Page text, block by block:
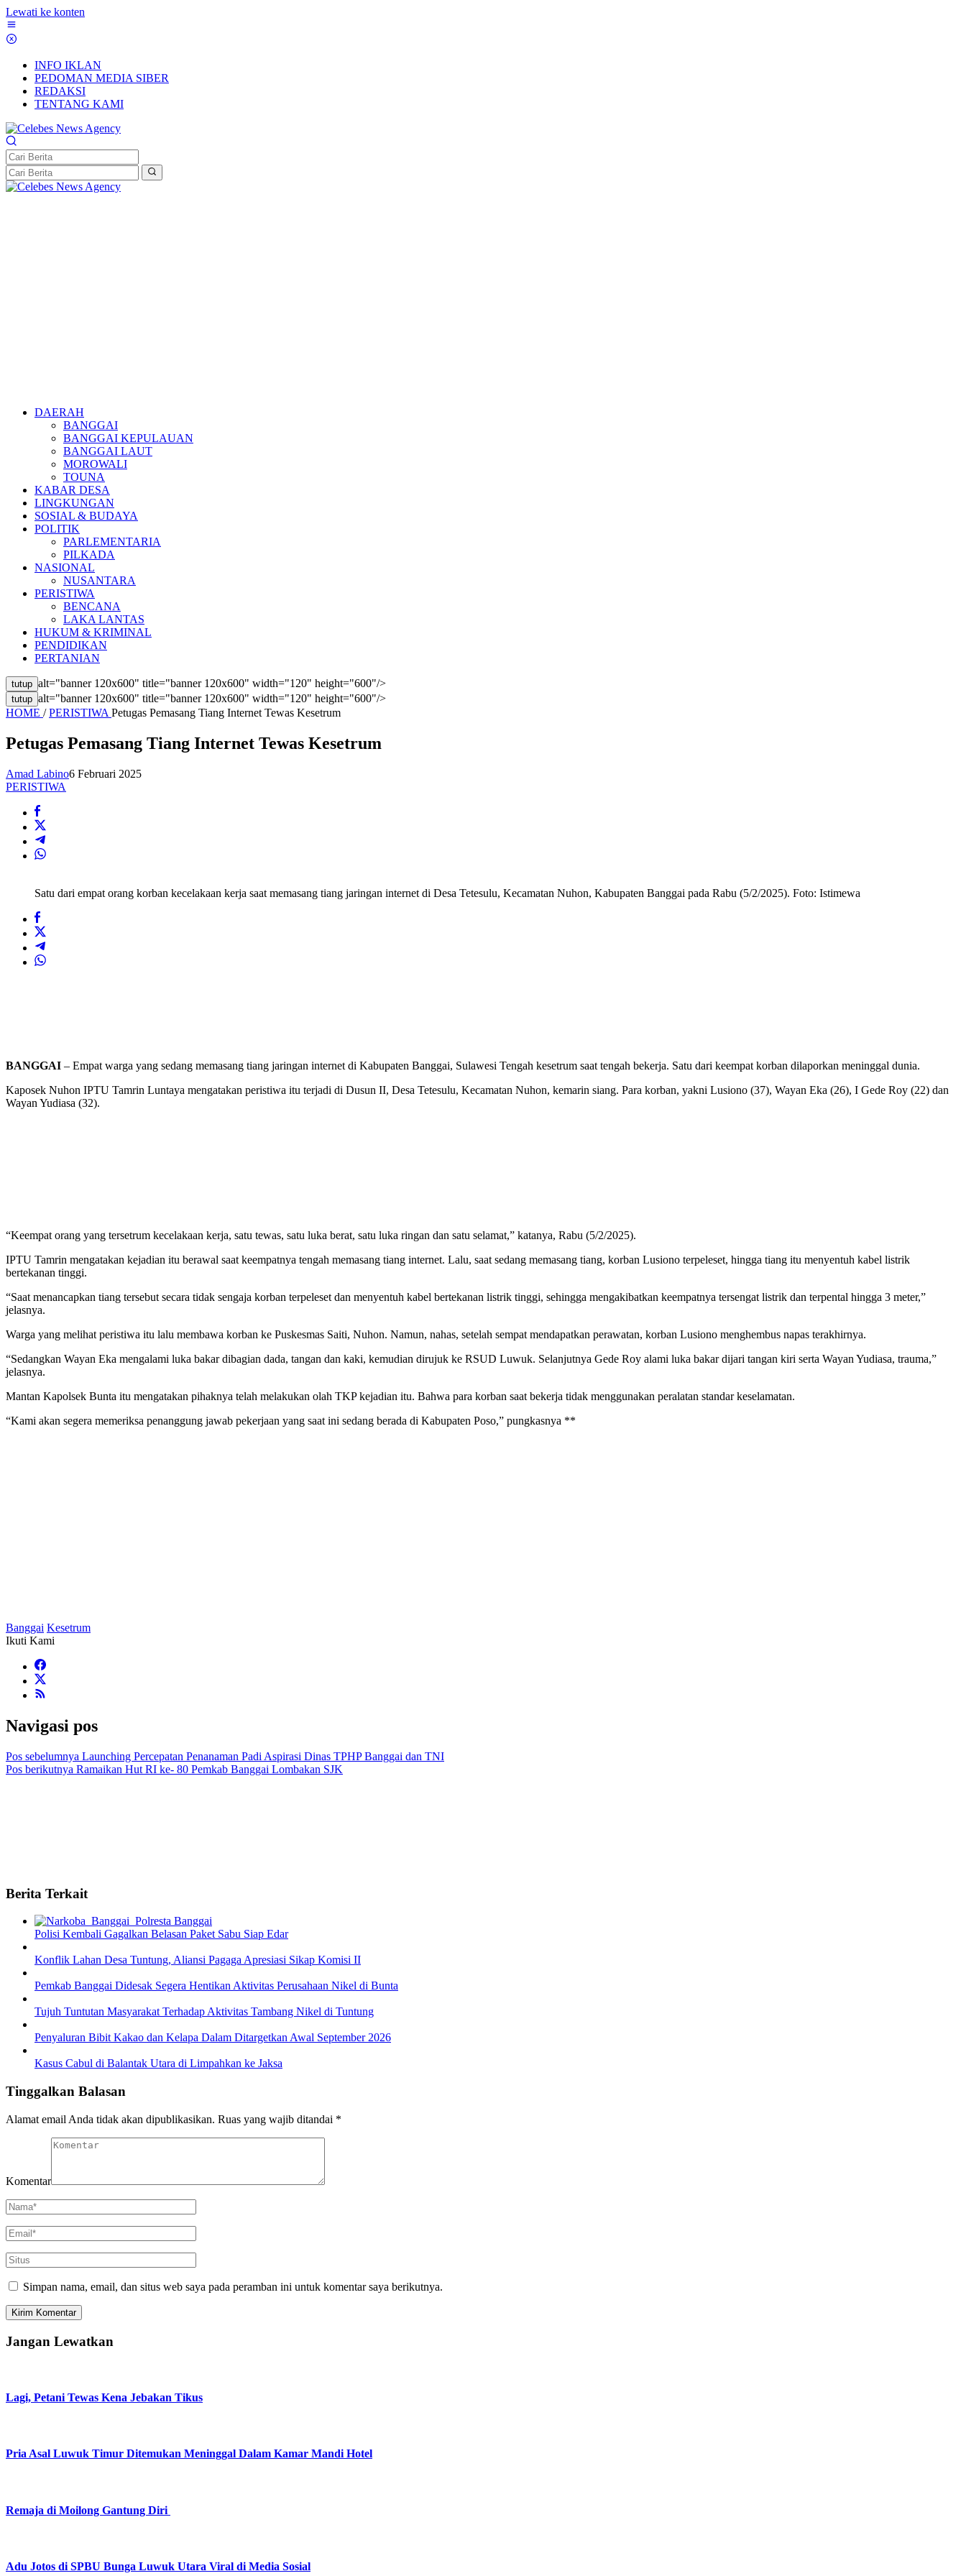
Lewati ke konten
INFO IKLAN
PEDOMAN MEDIA SIBER
REDAKSI
TENTANG KAMI
DAERAH
BANGGAI
BANGGAI KEPULAUAN
BANGGAI LAUT
MOROWALI
TOUNA
KABAR DESA
LINGKUNGAN
SOSIAL & BUDAYA
POLITIK
PARLEMENTARIA
PILKADA
NASIONAL
NUSANTARA
PERISTIWA
BENCANA
LAKA LANTAS
HUKUM & KRIMINAL
PENDIDIKAN
PERTANIAN
tutup alt="banner 120x600" title="banner 120x600" width="120" height="600"/>
tutup alt="banner 120x600" title="banner 120x600" width="120" height="600"/>
HOME / PERISTIWA Petugas Pemasang Tiang Internet Tewas Kesetrum
Petugas Pemasang Tiang Internet Tewas Kesetrum
Amad Labino6 Februari 2025
PERISTIWA
Satu dari empat orang korban kecelakaan kerja saat memasang tiang jaringan internet di Desa Tetesulu, Kecamatan Nuhon, Kabupaten Banggai pada Rabu (5/2/2025). Foto: Istimewa
BANGGAI – Empat warga yang sedang memasang tiang jaringan internet di Kabupaten Banggai, Sulawesi Tengah kesetrum saat tengah bekerja. Satu dari keempat korban dilaporkan meninggal dunia.
Kaposek Nuhon IPTU Tamrin Luntaya mengatakan peristiwa itu terjadi di Dusun II, Desa Tetesulu, Kecamatan Nuhon, kemarin siang. Para korban, yakni Lusiono (37), Wayan Eka (26), I Gede Roy (22) dan
Wayan Yudiasa (32).
“Keempat orang yang tersetrum kecelakaan kerja, satu tewas, satu luka berat, satu luka ringan dan satu selamat,” katanya, Rabu (5/2/2025).
IPTU Tamrin mengatakan kejadian itu berawal saat keempatnya tengah memasang tiang internet. Lalu, saat sedang memasang tiang, korban Lusiono terpeleset, hingga tiang itu menyentuh kabel listrik
bertekanan tinggi.
“Saat menancapkan tiang tersebut secara tidak sengaja korban terpeleset dan menyentuh kabel bertekanan listrik tinggi, sehingga mengakibatkan keempatnya tersengat listrik dan terpental hingga 3 meter,”
jelasnya.
Warga yang melihat peristiwa itu lalu membawa korban ke Puskesmas Saiti, Nuhon. Namun, nahas, setelah sempat mendapatkan perawatan, korban Lusiono menghembus napas terakhirnya.
“Sedangkan Wayan Eka mengalami luka bakar dibagian dada, tangan dan kaki, kemudian dirujuk ke RSUD Luwuk. Selanjutnya Gede Roy alami luka bakar dijari tangan kiri serta Wayan Yudiasa, trauma,”
jelasnya.
Mantan Kapolsek Bunta itu mengatakan pihaknya telah melakukan olah TKP kejadian itu. Bahwa para korban saat bekerja tidak menggunakan peralatan standar keselamatan.
“Kami akan segera memeriksa penanggung jawab pekerjaan yang saat ini sedang berada di Kabupaten Poso,” pungkasnya **
Banggai Kesetrum
Ikuti Kami
Navigasi pos
Pos sebelumnya Launching Percepatan Penanaman Padi Aspirasi Dinas TPHP Banggai dan TNI
Pos berikutnya Ramaikan Hut RI ke- 80 Pemkab Banggai Lombakan SJK
Berita Terkait
Polisi Kembali Gagalkan Belasan Paket Sabu Siap Edar
Konflik Lahan Desa Tuntung, Aliansi Pagaga Apresiasi Sikap Komisi II
Pemkab Banggai Didesak Segera Hentikan Aktivitas Perusahaan Nikel di Bunta
Tujuh Tuntutan Masyarakat Terhadap Aktivitas Tambang Nikel di Tuntung
Penyaluran Bibit Kakao dan Kelapa Dalam Ditargetkan Awal September 2026
Kasus Cabul di Balantak Utara di Limpahkan ke Jaksa
Tinggalkan Balasan
Alamat email Anda tidak akan dipublikasikan. Ruas yang wajib ditandai *
Komentar
Simpan nama, email, dan situs web saya pada peramban ini untuk komentar saya berikutnya.
Jangan Lewatkan
Lagi, Petani Tewas Kena Jebakan Tikus
Pria Asal Luwuk Timur Ditemukan Meninggal Dalam Kamar Mandi Hotel
Remaja di Moilong Gantung Diri
Adu Jotos di SPBU Bunga Luwuk Utara Viral di Media Sosial